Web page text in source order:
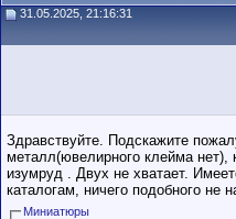
31.05.2025, 21:16:31
Здравствуйте. Подскажите
металл(ювелирного клейма нет),
изумруд . Двух не хватает.
каталогам, ничего подобного
Миниатюры